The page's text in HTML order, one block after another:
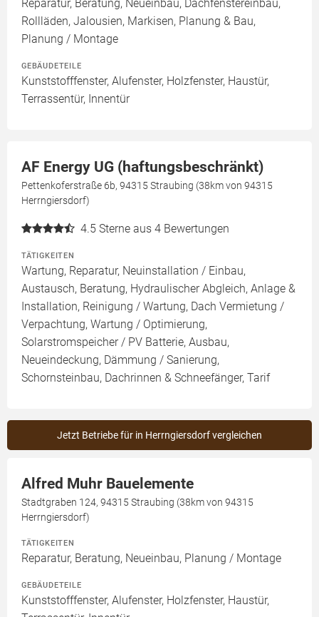
Reparatur, Beratung, Neueinbau, Dachfenstereinbau,
Rollläden, Jalousien, Markisen, Planung & Bau,
Planung / Montage
GEBÄUDETEILE
Kunststofffenster, Alufenster, Holzfenster, Haustür,
Terrassentür, Innentür
AF Energy UG (haftungsbeschränkt)
Pettenkoferstraße 6b, 94315 Straubing (38km von 94315
Herrngiersdorf)
4.5 Sterne aus 4 Bewertungen
TÄTIGKEITEN
Wartung, Reparatur, Neuinstallation / Einbau,
Austausch, Beratung, Hydraulischer Abgleich, Anlage &
Installation, Reinigung / Wartung, Dach Vermietung /
Verpachtung, Wartung / Optimierung,
Solarstromspeicher / PV Batterie, Ausbau,
Neueindeckung, Dämmung / Sanierung,
Schornsteinbau, Dachrinnen & Schneefänger, Tarif
Jetzt Betriebe für in Herrngiersdorf vergleichen
Alfred Muhr Bauelemente
Stadtgraben 124, 94315 Straubing (38km von 94315
Herrngiersdorf)
TÄTIGKEITEN
Reparatur, Beratung, Neueinbau, Planung / Montage
GEBÄUDETEILE
Kunststofffenster, Alufenster, Holzfenster, Haustür,